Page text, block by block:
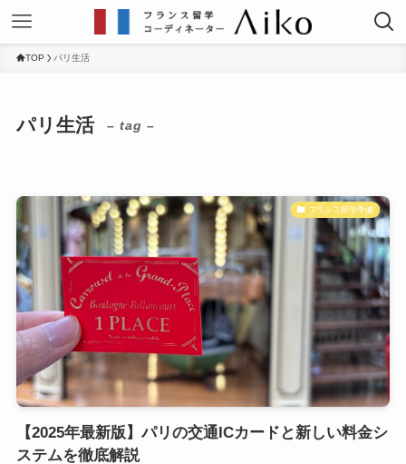
TOP パリ生活
パリ生活 – tag –
フランス留学準備
【2025年最新版】パリの交通ICカードと新しい料金シ
ステムを徹底解説